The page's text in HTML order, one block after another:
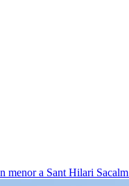
menor a Sant Hilari Sacalm